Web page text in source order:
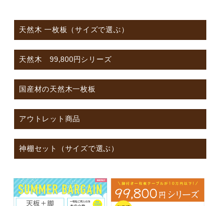
天然木 一枚板（サイズで選ぶ）
天然木 99,800円シリーズ
国産材の天然木一枚板
アウトレット商品
神棚セット（サイズで選ぶ）